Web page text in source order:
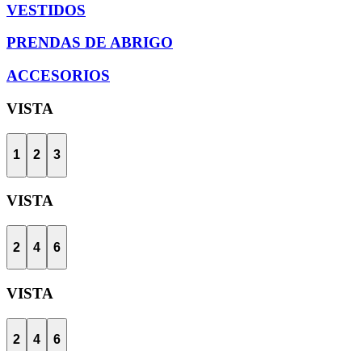
VESTIDOS
PRENDAS DE ABRIGO
ACCESORIOS
VISTA
1 2 3
VISTA
2 4 6
VISTA
2 4 6